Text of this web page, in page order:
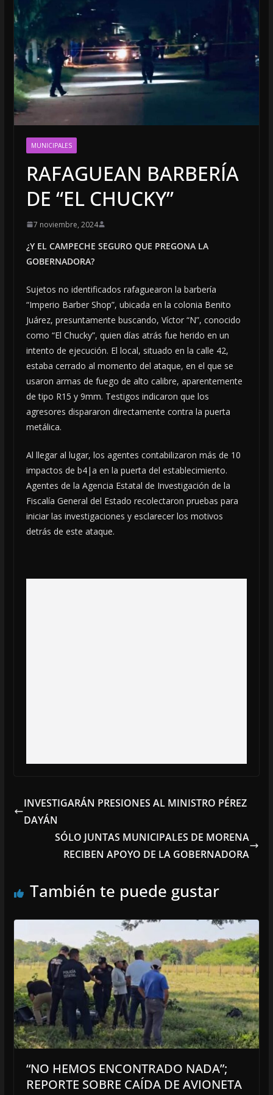
MUNICIPALES
RAFAGUEAN BARBERÍA
DE “EL CHUCKY”
7 noviembre, 2024
¿Y EL CAMPECHE SEGURO QUE PREGONA LA
GOBERNADORA?
Sujetos no identificados rafaguearon la barbería
“Imperio Barber Shop”, ubicada en la colonia Benito
Juárez, presuntamente buscando, Víctor “N”, conocido
como “El Chucky”, quien días atrás fue herido en un
intento de ejecución. El local, situado en la calle 42,
estaba cerrado al momento del ataque, en el que se
usaron armas de fuego de alto calibre, aparentemente
de tipo R15 y 9mm. Testigos indicaron que los
agresores dispararon directamente contra la puerta
metálica.
Al llegar al lugar, los agentes contabilizaron más de 10
impactos de b4|a en la puerta del establecimiento.
Agentes de la Agencia Estatal de Investigación de la
Fiscalía General del Estado recolectaron pruebas para
iniciar las investigaciones y esclarecer los motivos
detrás de este ataque.
INVESTIGARÁN PRESIONES AL MINISTRO PÉREZ
DAYÁN
SÓLO JUNTAS MUNICIPALES DE MORENA
RECIBEN APOYO DE LA GOBERNADORA
También te puede gustar
“NO HEMOS ENCONTRADO NADA”;
REPORTE SOBRE CAÍDA DE AVIONETA